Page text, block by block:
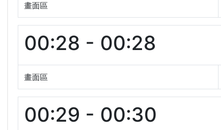
畫面區
00:28 - 00:28
畫面區
00:29 - 00:30